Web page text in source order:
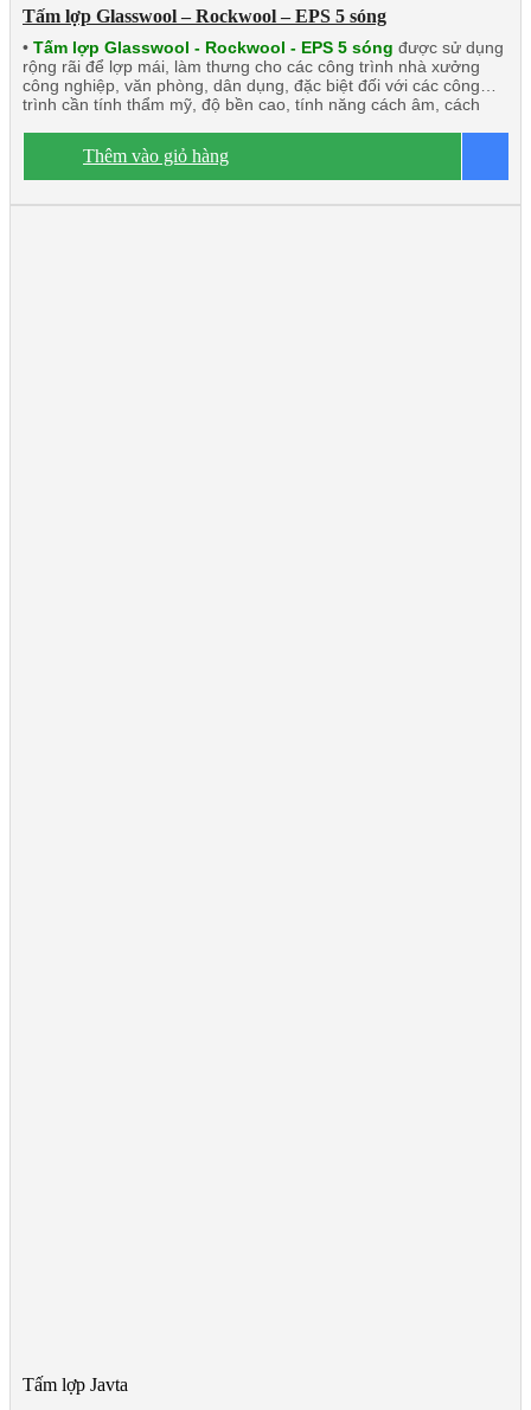
Tấm lợp Glasswool – Rockwool – EPS 5 sóng
• Tấm lợp Glasswool - Rockwool - EPS 5 sóng được sử dụng
rộng rãi để lợp mái, làm thưng cho các công trình nhà xưởng
công nghiệp, văn phòng, dân dụng, đặc biệt đối với các công
trình cần tính thẩm mỹ, độ bền cao, tính năng cách âm, cách
2 mặt tônTấm lợp Rockwool 5 sóng 3 lớp 2 mặt tôn
EPS 5 sóng công nghiệp
Thêm vào giỏ hàng
Tấm lợp Javta